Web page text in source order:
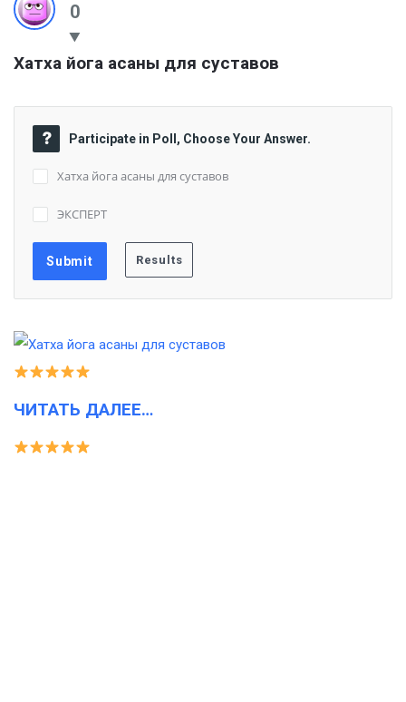
0
Хатха йога асаны для суставов
Participate in Poll, Choose Your Answer.
Хатха йога асаны для суставов
ЭКСПЕРТ
ЧИТАТЬ ДАЛЕЕ…